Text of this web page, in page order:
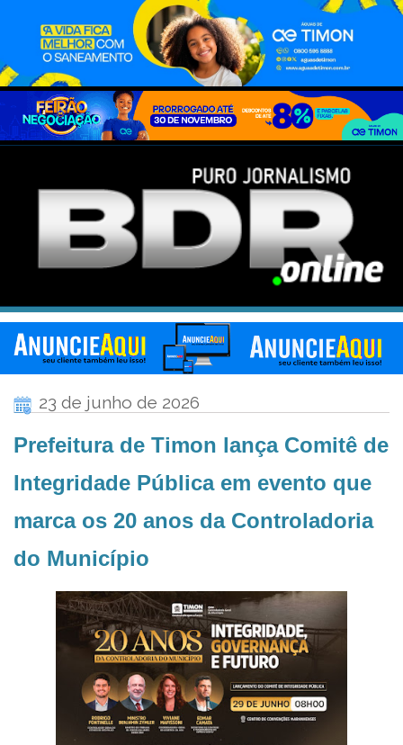
23 de junho de 2026
Prefeitura de Timon lança Comitê de
Integridade Pública em evento que
marca os 20 anos da Controladoria
do Município